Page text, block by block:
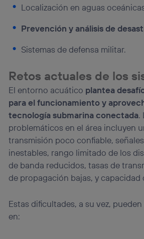
Localización en aguas
Prevención y análisis de
Sistemas de defensa militar.
Retos actuales de los
El entorno acuático plantea
para el funcionamiento y
tecnología submarina conectada.
problemáticos en el área incluyen
transmisión poco confiable,
inestables, rango limitado de los
de banda reducidos, tasas de
de propagación bajas, y capacidad
Estas dificultades, a su vez,
en:
Puedes gestionar los consentimientos
“Administrar Utiq” en la parte inferior
(“consenthub”) . Para más